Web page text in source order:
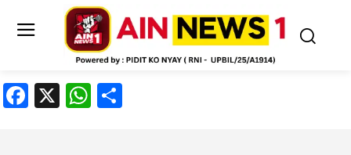
Facebook
X WhatsApp